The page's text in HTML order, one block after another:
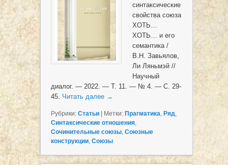
синтаксические
свойства союза
ХОТЬ…
ХОТЬ… и его
семантика /
В.Н. Завьялов,
Ли Ляньмэй //
Научный
диалог. — 2022. — Т. 11. — № 4. — С. 29-
45. Читать далее →
Рубрики: Статьи | Метки: Прагматика Ряд
Синтаксические отношения,
Сочинительные союзы, Союзные
конструкции, Союзы